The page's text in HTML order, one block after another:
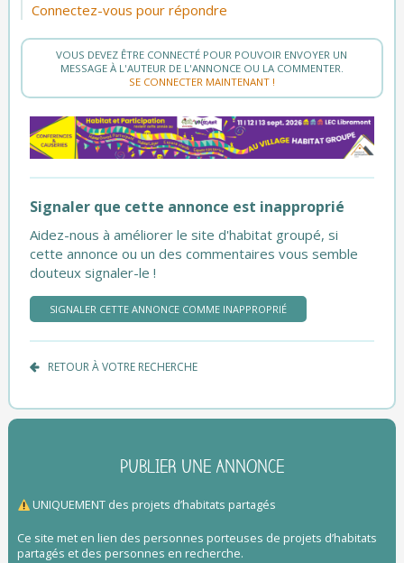
Connectez-vous pour répondre
VOUS DEVEZ ÊTRE CONNECTÉ POUR POUVOIR ENVOYER UN
MESSAGE À L'AUTEUR DE L'ANNONCE OU LA COMMENTER.
SE CONNECTER MAINTENANT !
Signaler que cette annonce est inapproprié
Aidez-nous à améliorer le site d'habitat groupé, si
cette annonce ou un des commentaires vous semble
douteux signaler-le !
SIGNALER CETTE ANNONCE COMME INAPPROPRIÉ
RETOUR À VOTRE RECHERCHE
PUBLIER UNE ANNONCE
UNIQUEMENT des projets d’habitats partagés
Ce site met en lien des personnes porteuses de projets d’habitats
partagés et des personnes en recherche.